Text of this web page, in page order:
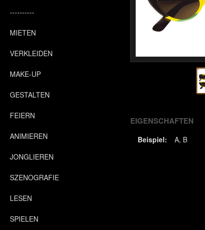
----------
MIETEN
VERKLEIDEN
MAKE-UP
GESTALTEN
FEIERN
ANIMIEREN
JONGLIEREN
SZENOGRAFIE
LESEN
SPIELEN
EIGENSCHAFTEN
Beispiel: A B